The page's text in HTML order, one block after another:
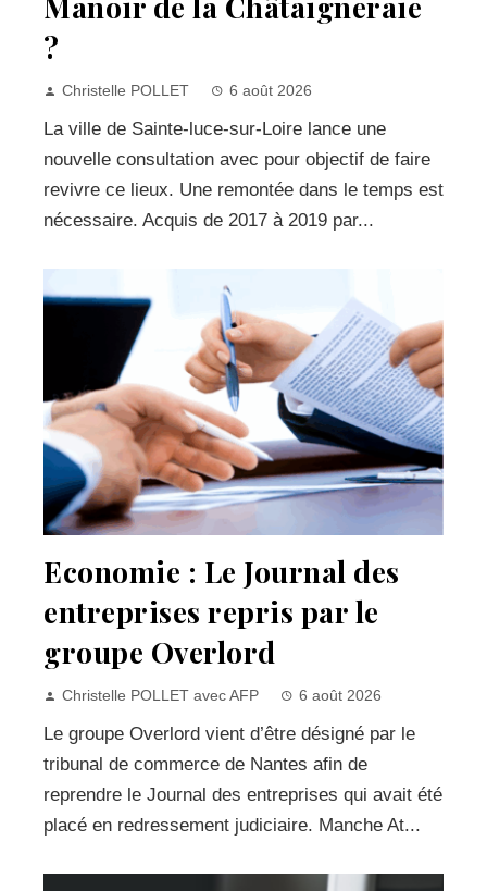
?
Christelle POLLET 6 août 2026
La ville de Sainte-luce-sur-Loire lance une
nouvelle consultation avec pour objectif de faire
revivre ce lieux. Une remontée dans le temps est
nécessaire. Acquis de 2017 à 2019 par...
Economie : Le Journal des
entreprises repris par le
groupe Overlord
Christelle POLLET avec AFP 6 août 2026
Le groupe Overlord vient d’être désigné par le
tribunal de commerce de Nantes afin de
reprendre le Journal des entreprises qui avait été
placé en redressement judiciaire. Manche At...